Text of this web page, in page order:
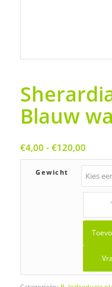
Blauw
€4,00 - €120,00
tot
Gewicht